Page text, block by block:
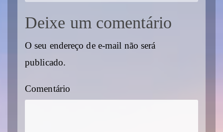
Deixe um comentário
O seu endereço de e-mail não será
publicado.
Comentário